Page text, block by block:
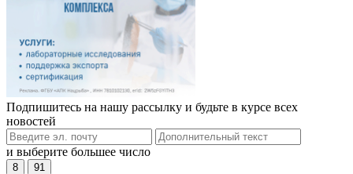
Подпишитесь на нашу рассылку и будьте в курсе всех
новостей
и выберите большее число
8 91